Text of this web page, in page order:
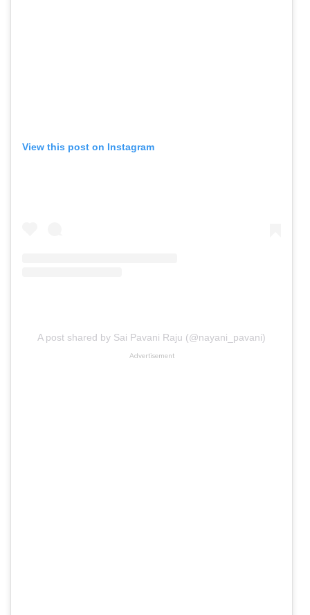
View this post on Instagram
A post shared by Sai Pavani Raju (@nayani_pavani)